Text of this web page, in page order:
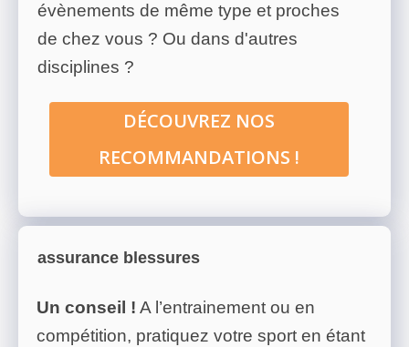
évènements de même type et proches
de chez vous ? Ou dans d'autres
disciplines ?
DÉCOUVREZ NOS
RECOMMANDATIONS !
assurance blessures
Un conseil ! A l’entrainement ou en
compétition, pratiquez votre sport en étant